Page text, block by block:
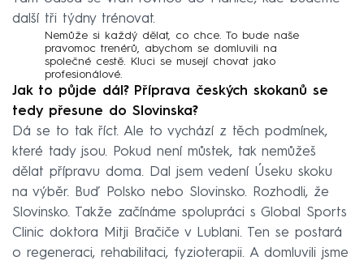
další tři týdny trénovat.
Nemůže si každý dělat, co chce. To bude naše
pravomoc trenérů, abychom se domluvili na
společné cestě. Kluci se musejí chovat jako
profesionálové.
Jak to půjde dál? Příprava českých skokanů se
tedy přesune do Slovinska?
Dá se to tak říct. Ale to vychází z těch podmínek,
které tady jsou. Pokud není můstek, tak nemůžeš
dělat přípravu doma. Dal jsem vedení Úseku skoku
na výběr. Buď Polsko nebo Slovinsko. Rozhodli, že
Slovinsko. Takže začínáme spolupráci s Global Sports
Clinic doktora Mitji Bračiče v Lublani. Ten se postará
o regeneraci, rehabilitaci, fyzioterapii. A domluvili jsme